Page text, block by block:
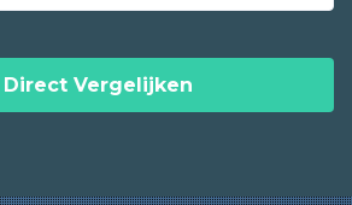
Direct Vergelijken